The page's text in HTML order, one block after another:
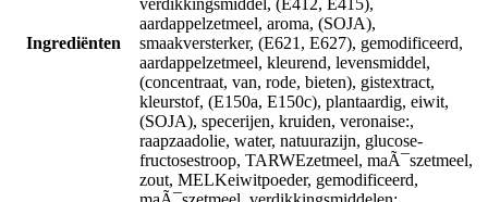
Ingrediënten
aardappelzetmeel, aroma, (SOJA),
smaakversterker, (E621, E627), gemodificeerd,
aardappelzetmeel, kleurend, levensmiddel,
(concentraat, van, rode, bieten), gistextract,
kleurstof, (E150a, E150c), plantaardig, eiwit,
(SOJA), specerijen, kruiden, veronaise:,
raapzaadolie, water, natuurazijn, glucose-
fructosestroop, TARWEzetmeel, maÃ¯szetmeel,
zout, MELKeiwitpoeder, gemodificeerd,